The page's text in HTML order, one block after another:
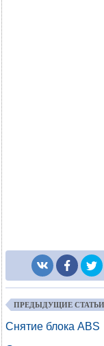
ПРЕДЫДУЩИЕ СТАТЬИ
Снятие блока ABS